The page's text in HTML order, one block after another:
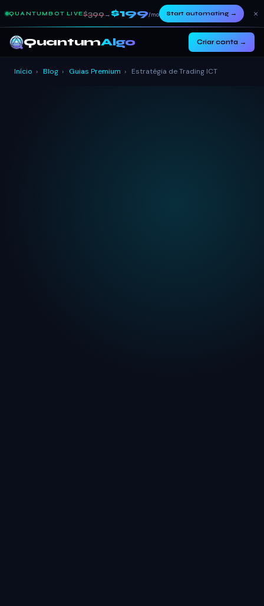
QUANTUMBOT LIVE$399→ $199/mo Start automating→ ×
QuantumAlgo Criar conta →
Início › Blog › Guias Premium › Estratégia de Trading ICT